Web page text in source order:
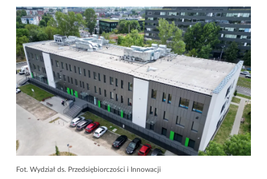
Fot. Wydział ds. Przedsiębiorczości i Innowacji